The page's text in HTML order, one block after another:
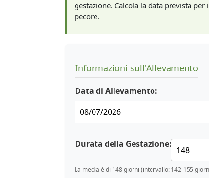
gestazione. Calcola la data prevista
pecore.
Informazioni sull'Allevamento
Data di Allevamento:
Durata della Gestazione:
La media è di 148 giorni (intervallo: 142-155